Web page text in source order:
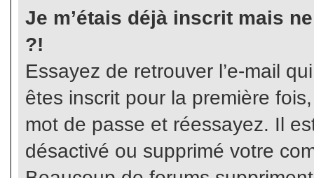
Je m’étais déjà inscrit mais
?!
Essayez de retrouver l’e-mail
êtes inscrit pour la première
mot de passe et réessayez. Il
désactivé ou supprimé votre